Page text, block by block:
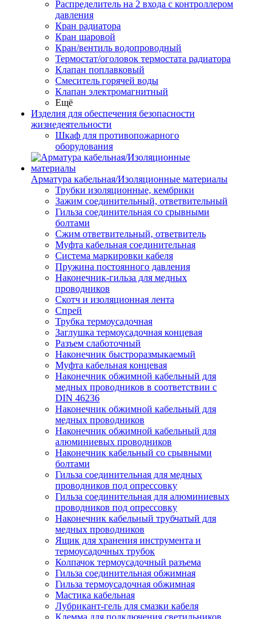
Распределитель на 2 входа с контроллером
давления
Кран радиатора
Кран шаровой
Кран/вентиль водопроводный
Термостат/оголовок термостата радиатора
Клапан поплавковый
Смеситель горячей воды
Клапан электромагнитный
Ещё
Изделия для обеспечения безопасности
жизнедеятельности
Шкаф для противопожарного
оборудования
Арматура кабельная/Изоляционные материалы
Трубки изоляционные, кембрики
Зажим соединительный, ответвительный
Гильза соединительная со срывными
болтами
Сжим ответвительный, ответвитель
Муфта кабельная соединительная
Система маркировки кабеля
Пружина постоянного давления
Наконечник-гильза для медных
проводников
Скотч и изоляционная лента
Спрей
Трубка термоусадочная
Заглушка термоусадочная концевая
Разъем слаботочный
Наконечник быстроразмыкаемый
Муфта кабельная концевая
Наконечник обжимной кабельный для
медных проводников в соответствии с
DIN 46236
Наконечник обжимной кабельный для
медных проводников
Наконечник обжимной кабельный для
алюминиевых проводников
Наконечник кабельный со срывными
болтами
Гильза соединительная для медных
проводников под опрессовку
Гильза соединительная для алюминиевых
проводников под опрессовку
Наконечник кабельный трубчатый для
медных проводников
Ящик для хранения инструмента и
термоусадочных трубок
Колпачок термоусадочный разъема
Гильза соединительная обжимная
Гильза термоусадочная обжимная
Мастика кабельная
Лубрикант-гель для смазки кабеля
Клемма для подключения светильников